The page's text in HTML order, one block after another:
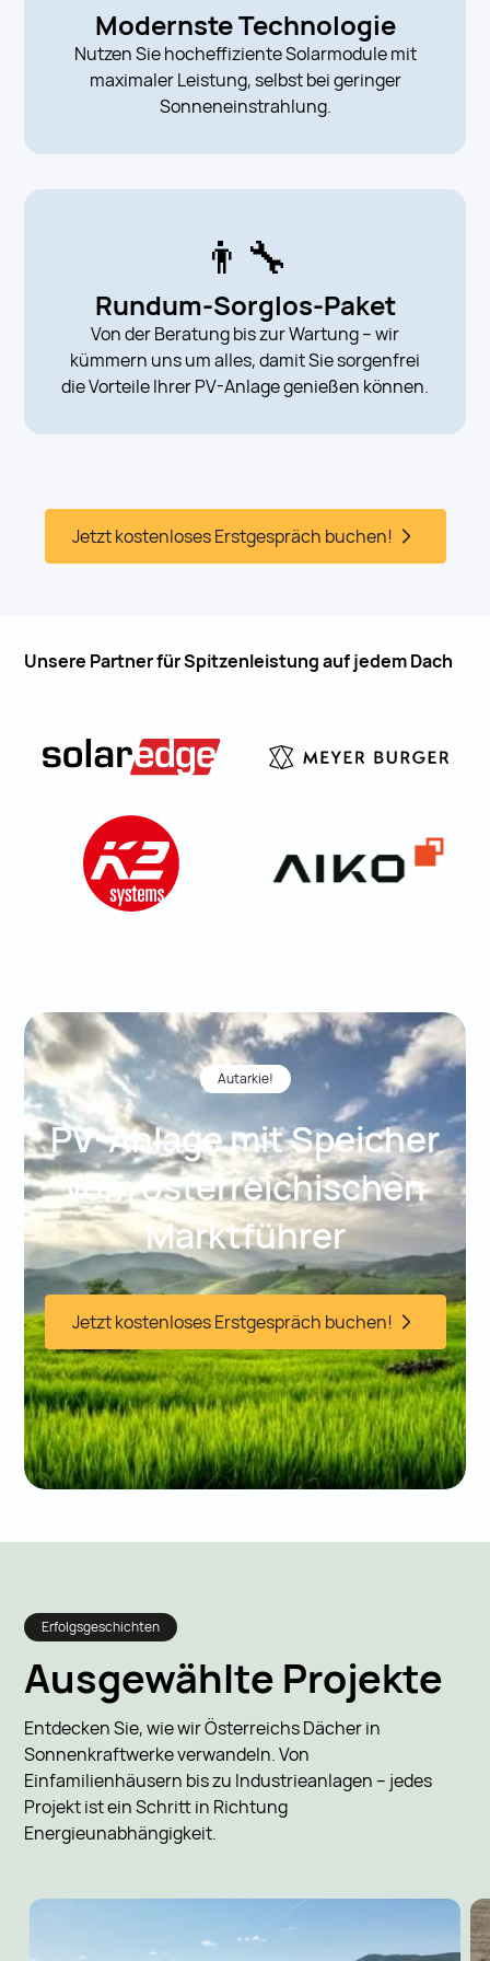
Modernste Technologie
Nutzen Sie hocheffiziente Solarmodule mit
maximaler Leistung, selbst bei geringer
Sonneneinstrahlung.
👨‍🔧
Rundum-Sorglos-Paket
Von der Beratung bis zur Wartung – wir
kümmern uns um alles, damit Sie sorgenfrei
die Vorteile Ihrer PV-Anlage genießen können.
Jetzt kostenloses Erstgespräch buchen!
Unsere Partner für Spitzenleistung auf jedem Dach
Autarkie!
PV-Anlage mit Speicher
vom österreichischen
Marktführer
Jetzt kostenloses Erstgespräch buchen!
Erfolgsgeschichten
Ausgewählte Projekte
Entdecken Sie, wie wir Österreichs Dächer in
Sonnenkraftwerke verwandeln. Von
Einfamilienhäusern bis zu Industrieanlagen – jedes
Projekt ist ein Schritt in Richtung
Energieunabhängigkeit.